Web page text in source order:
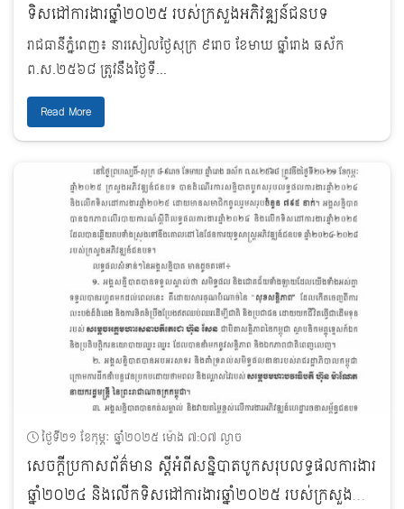
ទិសដៅការងារឆ្នាំ២០២៥ របស់ក្រសួងអភិវឌ្ឍន៍ជនបទ
រាជធានីភ្នំពេញ៖ នារសៀលថ្ងៃសុក្រ ៩រោច ខែមាឃ ឆ្នាំរោង ឆស័ក
ព.ស.២៥៦៨ ត្រូវនឹងថ្ងៃទី...
Read More
ថ្ងៃទី២១ ខែកុម្ភៈ ឆ្នាំ២០២៥ ម៉ោង ៧:០៧ ល្ងាច
សេចក្តីប្រកាសព័ត៌មាន​ ស្តីអំពីសន្និបាតបូកសរុបលទ្ធផលការងារ
ឆ្នាំ២០២៤ និងលើកទិសដៅការងារឆ្នាំ២០២៥ របស់ក្រសួង